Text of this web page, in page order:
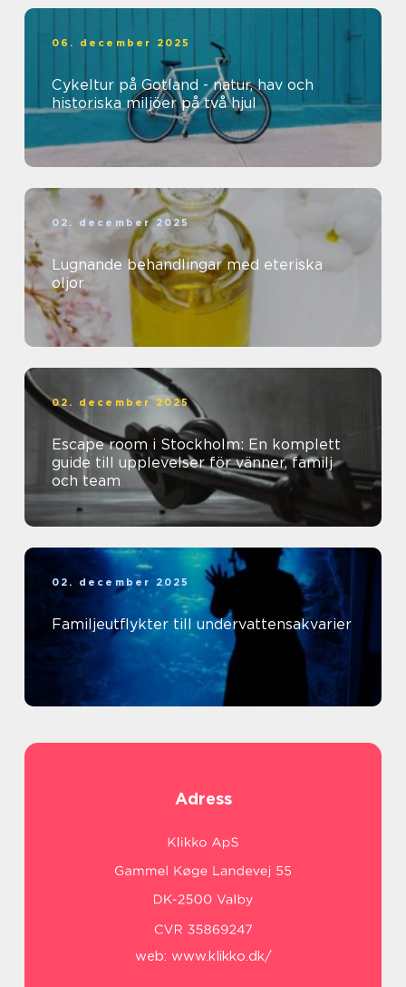
06. december 2025
Cykeltur på Gotland - natur, hav och
historiska miljöer på två hjul
02. december 2025
Lugnande behandlingar med eteriska
oljor
02. december 2025
Escape room i Stockholm: En komplett
guide till upplevelser för vänner, familj
och team
02. december 2025
Familjeutflykter till undervattensakvarier
Adress
web: www.klikko.dk/